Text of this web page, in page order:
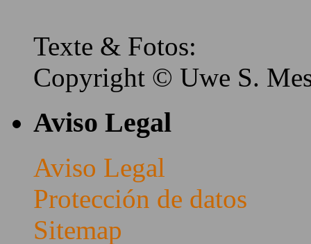
Texte & Fotos:
Copyright © Uwe S.
Aviso Legal
Aviso Legal
Protección de datos
Sitemap